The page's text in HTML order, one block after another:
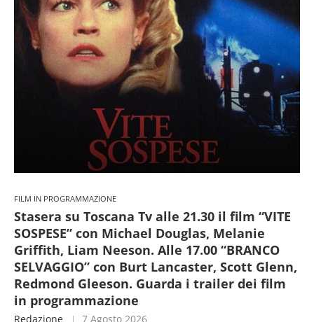
FILM IN PROGRAMMAZIONE
Stasera su Toscana Tv alle 21.30 il film “VITE
SOSPESE” con Michael Douglas, Melanie
Griffith, Liam Neeson. Alle 17.00 “BRANCO
SELVAGGIO” con Burt Lancaster, Scott Glenn,
Redmond Gleeson. Guarda i trailer dei film
in programmazione
Redazione 7 Agosto 2026